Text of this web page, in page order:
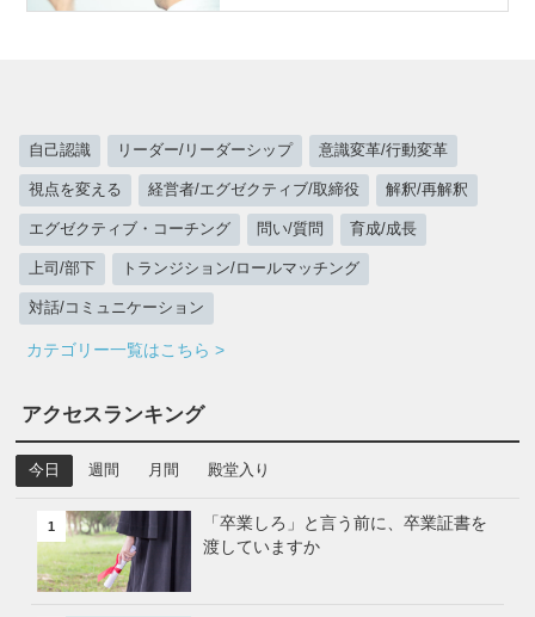
自己認識 リーダー/リーダーシップ 意識変革/行動変革
視点を変える 経営者/エグゼクティブ/取締役 解釈/再解釈
エグゼクティブ・コーチング 問い/質問 育成/成長
上司/部下 トランジション/ロールマッチング
対話/コミュニケーション
カテゴリー一覧はこちら >
アクセスランキング
今日 週間 月間 殿堂入り
1
「卒業しろ」と言う前に、卒業証書を
渡していますか